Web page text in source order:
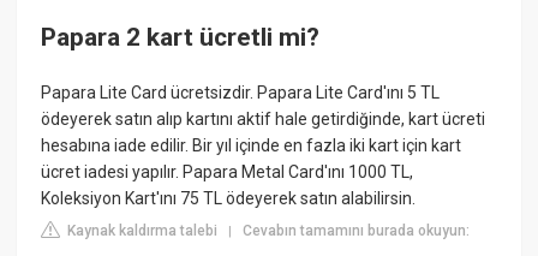
Papara 2 kart ücretli mi?
Papara Lite Card ücretsizdir. Papara Lite Card'ını 5 TL
ödeyerek satın alıp kartını aktif hale getirdiğinde, kart ücreti
hesabına iade edilir. Bir yıl içinde en fazla iki kart için kart
ücret iadesi yapılır. Papara Metal Card'ını 1000 TL,
Koleksiyon Kart'ını 75 TL ödeyerek satın alabilirsin.
Kaynak kaldırma talebi |Cevabın tamamını burada okuyun: